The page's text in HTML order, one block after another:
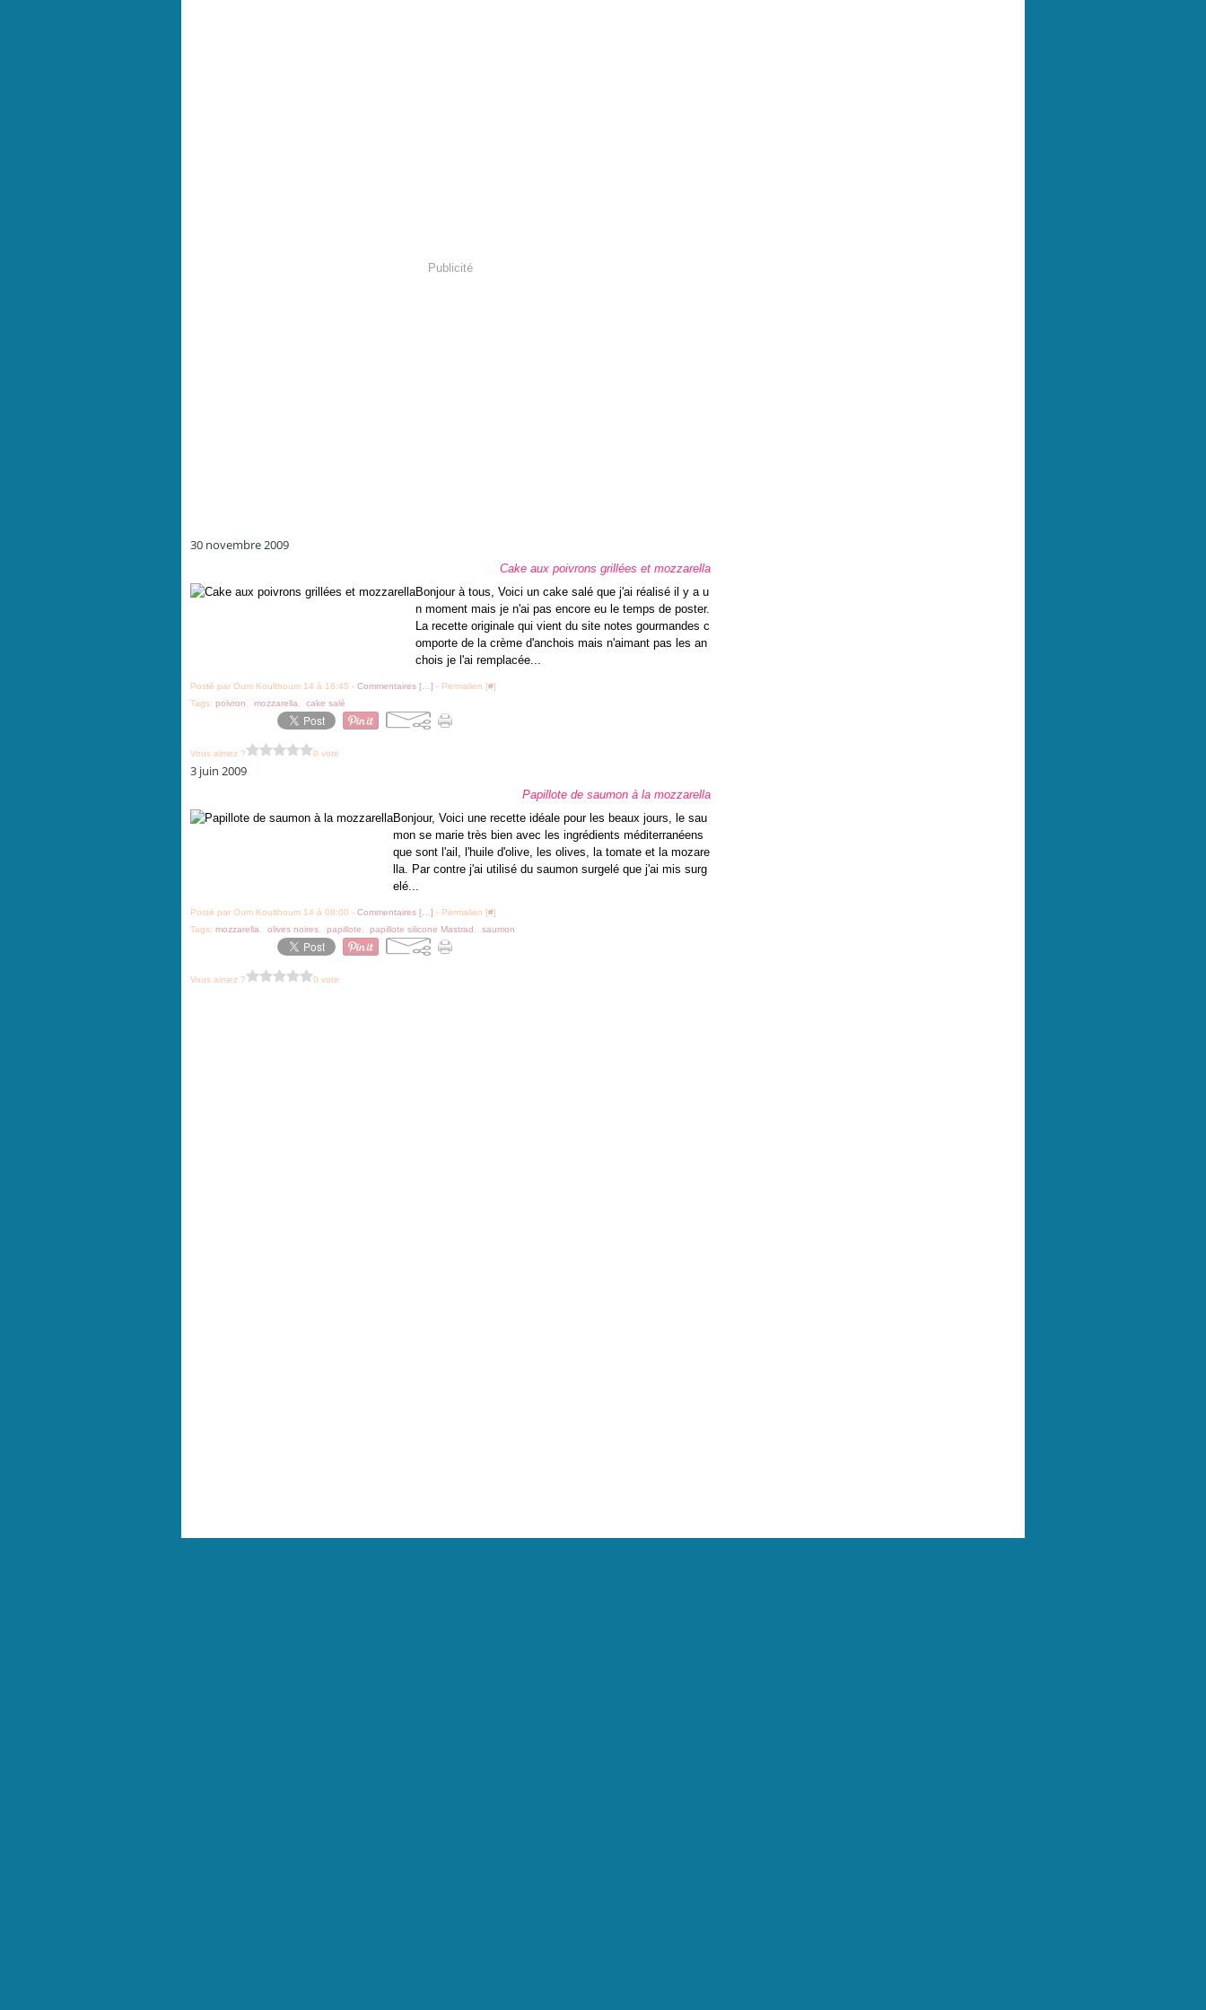
Publicité
30 novembre 2009
Cake aux poivrons grillées et mozzarella
Bonjour à tous, Voici un cake salé que j'ai réalisé il y a u
n moment mais je n'ai pas encore eu le temps de poster.
La recette originale qui vient du site notes gourmandes c
omporte de la crème d'anchois mais n'aimant pas les an
chois je l'ai remplacée...
Posté par Oum Koulthoum 14 à 16:45 - Commentaires [ ] - Permalien [#]
Tags: poivron mozzarella cake salé
Vous aimez ? 0 vote
3 juin 2009
Papillote de saumon à la mozzarella
Bonjour, Voici une recette idéale pour les beaux jours, le sau
mon se marie très bien avec les ingrédients méditerranéens
que sont l'ail, l'huile d'olive, les olives, la tomate et la mozare
lla. Par contre j'ai utilisé du saumon surgelé que j'ai mis surg
elé...
Posté par Oum Koulthoum 14 à 08:00 - Commentaires [ ] - Permalien [#]
Tags: mozzarella olives noires papillote papillote silicone Mastrad saumon
Vous aimez ? 0 vote